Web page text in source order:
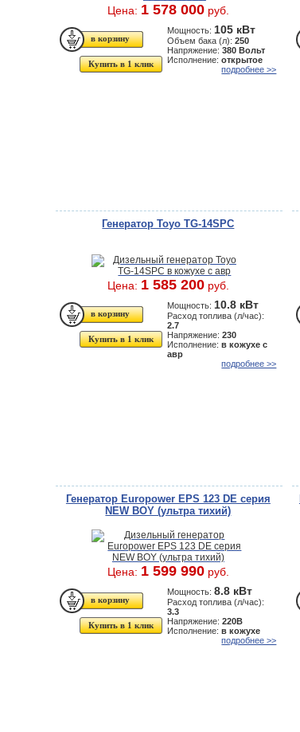
Цена: 1 578 000руб.
Купить в 1 клик
Мощность: 105 кВт
Объем бака (л):250
Напряжение:380 Вольт
Исполнение:открытое
подробнее >>
Генератор Toyo TG-14SPC
Цена: 1 585 200руб.
Купить в 1 клик
Мощность: 10.8 кВт
Расход топлива (л/час):
2.7
Напряжение:230
Исполнение:в кожухе с
авр
подробнее >>
Генератор Europower EPS 123 DE серия
NEW BOY (ультра тихий)
Цена: 1 599 990руб.
Купить в 1 клик
Мощность:8.8 кВт
Расход топлива (л/час):
3.3
Напряжение:220В
Исполнение:в кожухе
подробнее >>